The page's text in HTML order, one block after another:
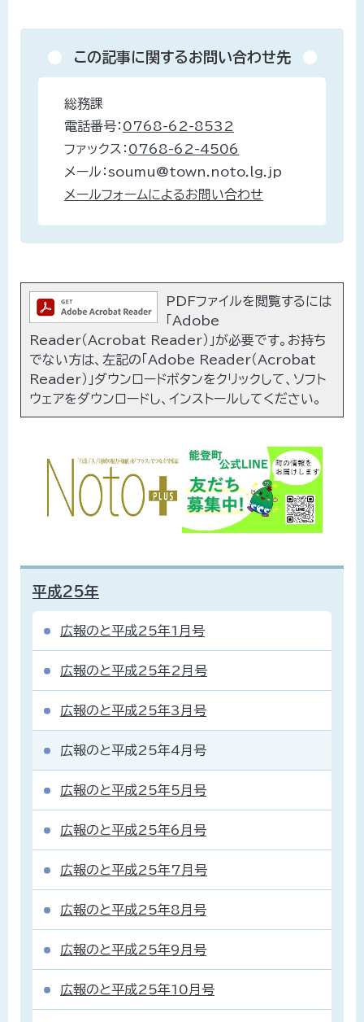
この記事に関するお問い合わせ先
総務課
電話番号： 0768-62-8532
ファックス： 0768-62-4506
メール：soumu@town.noto.lg.jp
メールフォームによるお問い合わせ
PDFファイルを閲覧するには
「Adobe
Reader（Acrobat Reader）」が必要です。お持ち
でない方は、左記の「Adobe Reader（Acrobat
Reader）」ダウンロードボタンをクリックして、ソフト
ウェアをダウンロードし、インストールしてください。
平成25年
広報のと平成25年1月号
広報のと平成25年2月号
広報のと平成25年3月号
広報のと平成25年4月号
広報のと平成25年5月号
広報のと平成25年6月号
広報のと平成25年7月号
広報のと平成25年8月号
広報のと平成25年9月号
広報のと平成25年10月号